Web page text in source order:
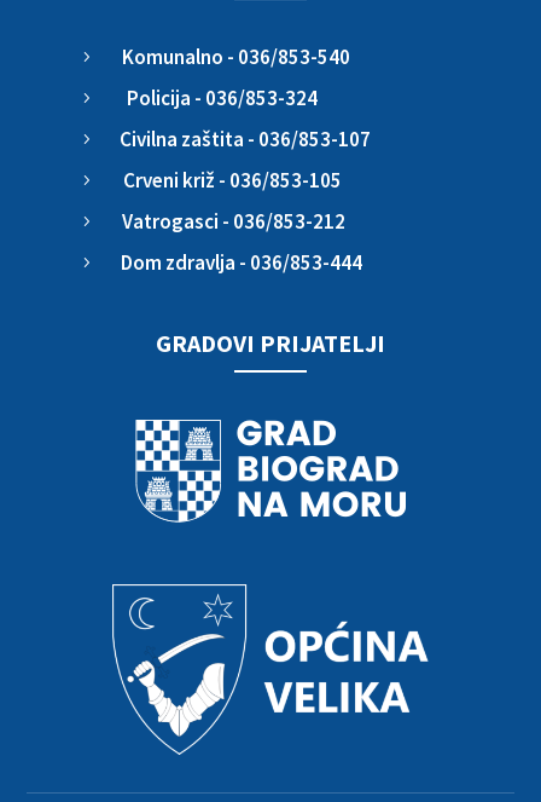
5 Komunalno - 036/853-540
5 Policija - 036/853-324
5 Civilna zaštita - 036/853-107
5 Crveni križ - 036/853-105
5 Vatrogasci - 036/853-212
5 Dom zdravlja - 036/853-444
GRADOVI PRIJATELJI